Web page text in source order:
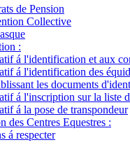
de Pension
Collective
:
á l'identification et aux
á l'identification des
les documents
á l'inscription sur la liste
á la pose de transpondeur
des Centres Equestres :
á respecter